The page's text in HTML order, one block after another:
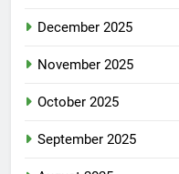
December 2025
November 2025
October 2025
September 2025